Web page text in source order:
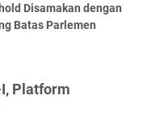
Disamakan dengan
Batas Parlemen
Platform